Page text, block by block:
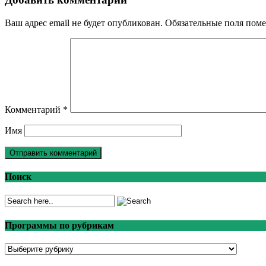
Ваш адрес email не будет опубликован. Обязательные поля
Комментарий *
Имя
Поиск
Программы по рубрикам
Программы